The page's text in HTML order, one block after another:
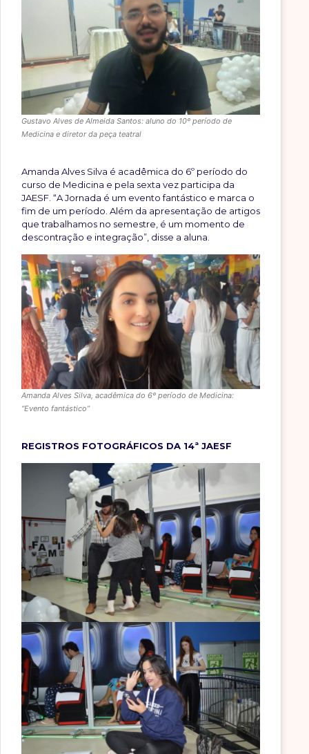
Gustavo Alves de Almeida Santos: aluno do 10º período de
Medicina e diretor da peça teatral
Amanda Alves Silva é acadêmica do 6º período do
curso de Medicina e pela sexta vez participa da
JAESF. “A Jornada é um evento fantástico e marca o
fim de um período. Além da apresentação de artigos
que trabalhamos no semestre, é um momento de
descontração e integração”, disse a aluna.
Amanda Alves Silva, acadêmica do 6º período de Medicina:
“Evento fantástico”
REGISTROS FOTOGRÁFICOS DA 14ª JAESF